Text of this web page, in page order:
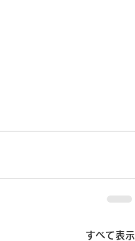
すべて表示